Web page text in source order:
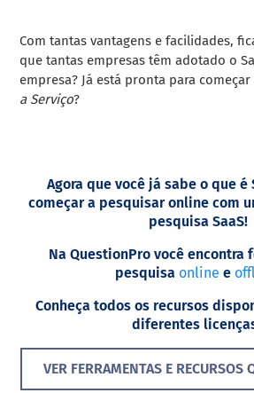
Com tantas vantagens e facilidades,
que tantas empresas têm adotado o
empresa? Já está pronta para
a Serviço?
Agora que você já sabe o que é
começar a pesquisar online com
pesquisa SaaS!
Na QuestionPro você encontra
pesquisa online e
Conheça todos os recursos
diferentes
VER FERRAMENTAS E RECURSOS